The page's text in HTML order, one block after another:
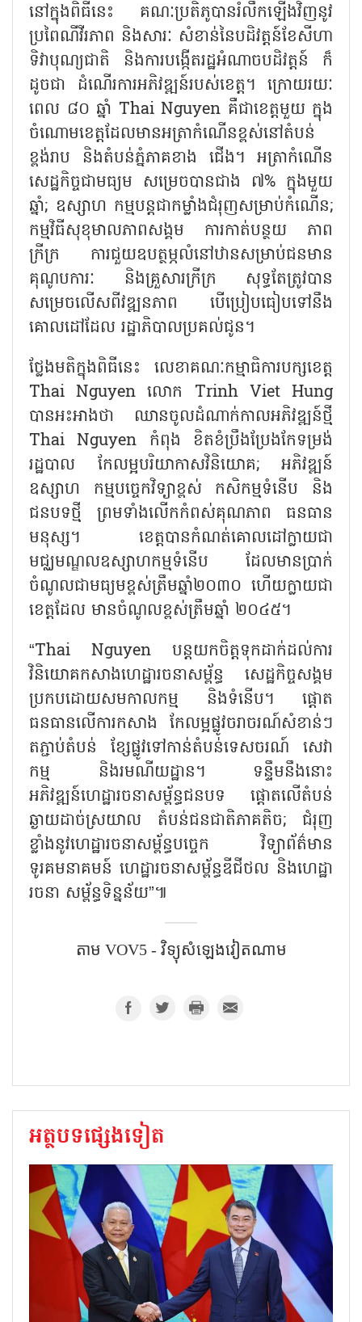
នៅក្នុងពិធីនេះ គណៈប្រតិភូបានរំលឹកឡើងវិញនូវ
ប្រពៃណីវីរភាព និងសារៈ សំខាន់នៃបដិវត្តន៍ខែសីហា
ទិវាបុណ្យជាតិ និងការបង្កើតរដ្ឋអំណាចបដិវត្តន៍ ក៏
ដូចជា ដំណើរការអភិវឌ្ឍន៍របស់ខេត្ត។ ក្រោយរយៈ
ពេល ៨០ ឆ្នាំ Thai Nguyen គឺជាខេត្តមួយ ក្នុង
ចំណោមខេត្តដែលមានអត្រាកំណើនខ្ពស់នៅតំបន់
ខ្ពង់រាប និងតំបន់ភ្នំភាគខាង ជើង។ អត្រាកំណើន
សេដ្ឋកិច្ចជាមធ្យម សម្រេចបានជាង ៧% ក្នុងមួយ
ឆ្នាំ; ឧស្សាហ កម្មបន្តជាកម្លាំងជំរុញសម្រាប់កំណើន;
កម្មវិធីសុខុមាលភាពសង្គម ការកាត់បន្ថយ ភាព
ក្រីក្រ ការជួយឧបត្ថម្ភលំនៅឋានសម្រាប់ជនមាន
គុណូបការៈ និងគ្រួសារក្រីក្រ សុទ្ធតែត្រូវបាន
សម្រេចលើសពីវឌ្ឍនភាព បើប្រៀបធៀបទៅនឹង
គោលដៅដែល រដ្ឋាភិបាលប្រគល់ជូន។
ថ្លែងមតិក្នុងពិធីនេះ លេខាគណៈកម្មាធិការបក្សខេត្ត
Thai Nguyen លោក Trinh Viet Hung
បានអះអាងថា ឈានចូលដំណាក់កាលអភិវឌ្ឍន៍ថ្មី
Thai Nguyen កំពុង ខិតខំប្រឹងប្រែងកែទម្រង់
រដ្ឋបាល កែលម្អបរិយាកាសវិនិយោគ; អភិវឌ្ឍន៍
ឧស្សាហ កម្មបច្ចេកវិទ្យាខ្ពស់ កសិកម្មទំនើប និង
ជនបទថ្មី ព្រមទាំងលើកកំពស់គុណភាព ធនធាន
មនុស្ស។ ខេត្តបានកំណត់គោលដៅក្លាយជា
មជ្ឈមណ្ឌលឧស្សាហកម្មទំនើប ដែលមានប្រាក់
ចំណូលជាមធ្យមខ្ពស់ត្រឹមឆ្នាំ២០៣០ ហើយក្លាយជា
ខេត្តដែល មានចំណូលខ្ពស់ត្រឹមឆ្នាំ ២០៤៥។
“Thai Nguyen បន្តយកចិត្តទុកដាក់ដល់ការ
វិនិយោគកសាងហេដ្ឋារចនាសម្ព័ន្ធ សេដ្ឋកិច្ចសង្គម
ប្រកបដោយសមកាលកម្ម និងទំនើប។ ផ្តោត
ធនធានលើការកសាង កែលម្អផ្លូវចរាចរណ៍សំខាន់ៗ
តភ្ជាប់តំបន់ ខ្សែផ្លូវទៅកាន់តំបន់ទេសចរណ៍ សេវា
កម្ម និងរមណីយដ្ឋាន។ ទន្ទឹមនឹងនោះ
អភិវឌ្ឍន៍ហេដ្ឋារចនាសម្ព័ន្ធជនបទ ផ្តោតលើតំបន់
ឆ្ងាយដាច់ស្រយាល តំបន់ជនជាតិភាគតិច; ជំរុញ
ខ្លាំងនូវហេដ្ឋារចនាសម្ព័ន្ធបច្ចេក វិទ្យាព័ត៌មាន
ទូរគមនាគមន៍ ហេដ្ឋារចនាសម្ព័ន្ធឌីជីថល និងហេដ្ឋា
រចនា សម្ព័ន្ធទិន្នន័យ”៕
តាម VOV5 - វិទ្យុសំឡេង​វៀតណាម
អត្ថបទផ្សេងទៀត